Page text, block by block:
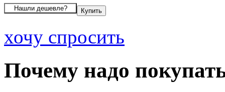
хочу спросить
Почему надо